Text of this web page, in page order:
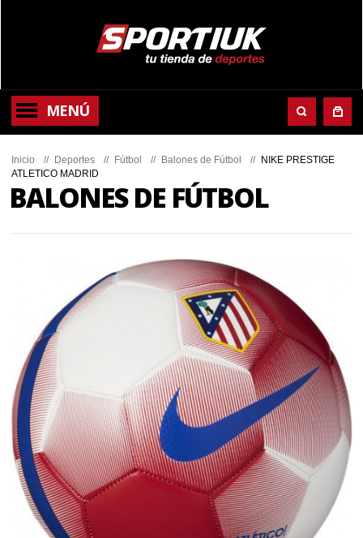
MENÚ
Inicio // Deportes // Fútbol // Balones de Fútbol // NIKE PRESTIGE
ATLETICO MADRID
BALONES DE FÚTBOL